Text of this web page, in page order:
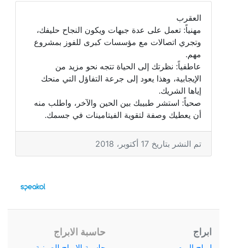
العقرب
مهنياً: تعمل على عدة جبهات ويكون النجاح حليفك،
وتجري اتصالات مع مؤسسات كبرى للفوز بمشروع
مهم.
عاطفياً: نظرتك إلى الحياة تتجه نحو مزيد من
الإيجابية، وهذا يعود إلى جرعة التفاؤل التي منحك
إياها الشريك.
صحياً: استشر طبيبك بين الحين والآخر، واطلب منه
أن يعطيك وصفة لتقوية الفيتامينات في جسمك.
تم النشر بتاريخ 17 أكتوبر، 2018
ابراج حاسبة الابراج